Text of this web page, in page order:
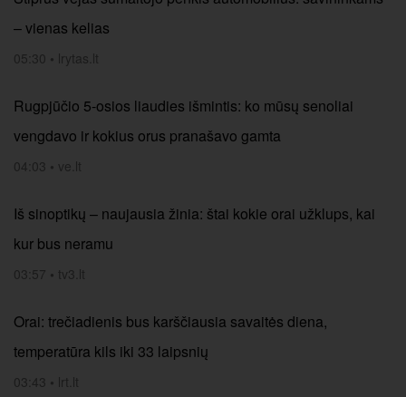
– vienas kelias
05:30 • lrytas.lt
Rugpjūčio 5-osios liaudies išmintis: ko mūsų senoliai
vengdavo ir kokius orus pranašavo gamta
04:03 • ve.lt
Iš sinoptikų – naujausia žinia: štai kokie orai užklups, kai
kur bus neramu
03:57 • tv3.lt
Orai: trečiadienis bus karščiausia savaitės diena,
temperatūra kils iki 33 laipsnių
03:43 • lrt.lt